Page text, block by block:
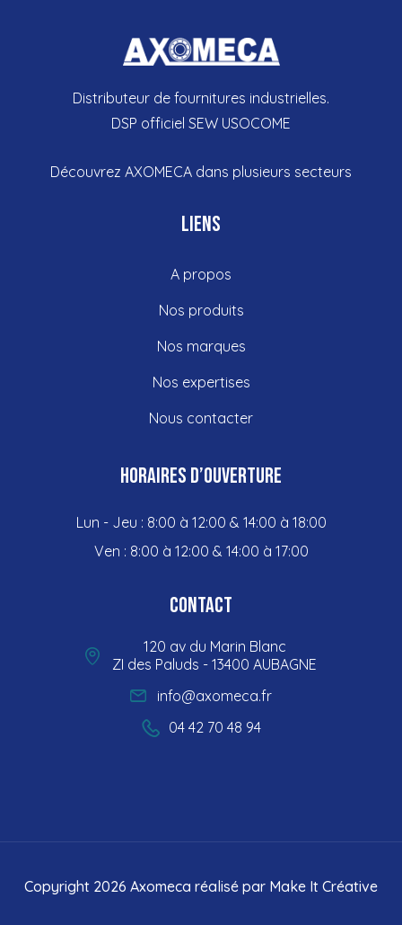
Distributeur de fournitures industrielles.
DSP officiel SEW USOCOME
Découvrez AXOMECA dans plusieurs secteurs
Liens
A propos
Nos produits
Nos marques
Nos expertises
Nous contacter
Horaires d’ouverture
Lun - Jeu : 8:00 à 12:00 & 14:00 à 18:00
Ven : 8:00 à 12:00 & 14:00 à 17:00
Contact
120 av du Marin Blanc
ZI des Paluds - 13400 AUBAGNE
info@axomeca.fr
04 42 70 48 94
Copyright 2026 Axomeca réalisé par Make It Créative